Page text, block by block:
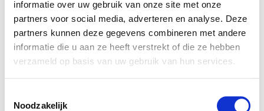
informatie over uw gebruik van onze site met onze
partners voor social media, adverteren en analyse. Deze
partners kunnen deze gegevens combineren met andere
informatie die u aan ze heeft verstrekt of die ze hebben
verzameld op basis van uw gebruik van hun services.
Noodzakelijk
12 selected
Voor welk schooljaar zoek je plaatsen?